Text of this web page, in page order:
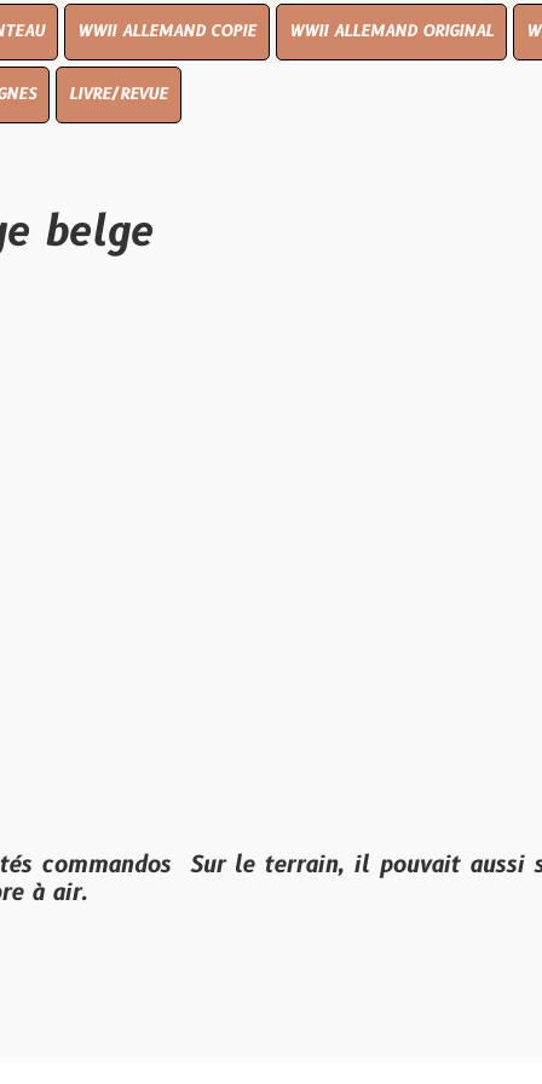
ALLEMAND COPIE WWII ALLEMAND ORIGINAL WWII UK
Sur le terrain, il pouvait aussi servir de